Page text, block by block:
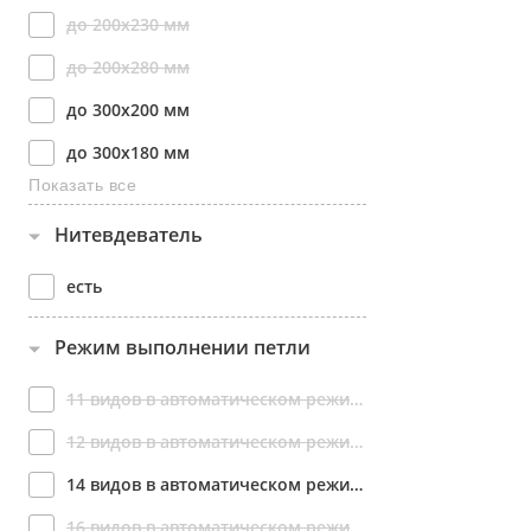
до 200х230 мм
до 200х280 мм
до 300х200 мм
до 300x180 мм
до 360х200 мм
до 360х350 мм
Показать все
Нитевдеватель
есть
Режим выполнении петли
11 видов в автоматическом режиме
12 видов в автоматическом режиме
14 видов в автоматическом режиме